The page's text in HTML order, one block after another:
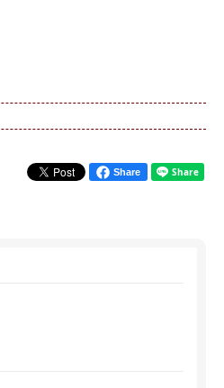
Share